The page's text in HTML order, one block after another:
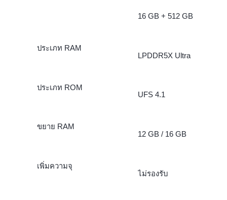
16 GB + 512 GB
ประเภท RAM
LPDDR5X Ultra
ประเภท ROM
UFS 4.1
ขยาย RAM
12 GB / 16 GB
เพิ่มความจุ
ไม่รองรับ